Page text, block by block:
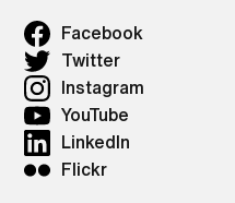
Facebook
Twitter
Instagram
YouTube
LinkedIn
Flickr